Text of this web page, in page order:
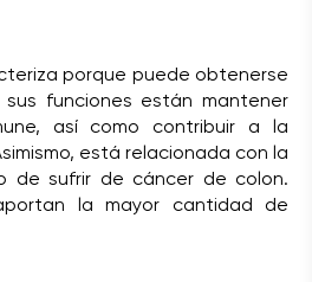
porque puede obtenerse
funciones están mantener
así como contribuir a la
está relacionada con la
de sufrir de cáncer de colon.
la mayor cantidad de